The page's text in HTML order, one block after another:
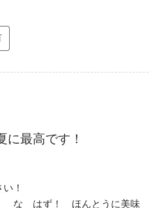
最高です！
！
な はず！ ほんとうに美味